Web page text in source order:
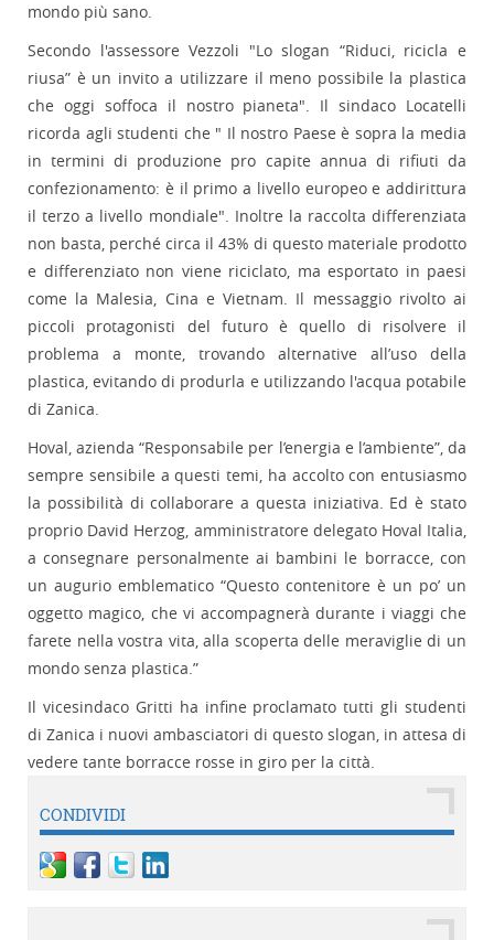
mondo più sano.
Secondo l'assessore Vezzoli "Lo slogan “Riduci, ricicla e
riusa” è un invito a utilizzare il meno possibile la plastica
che oggi soffoca il nostro pianeta". Il sindaco Locatelli
ricorda agli studenti che " Il nostro Paese è sopra la media
in termini di produzione pro capite annua di rifiuti da
confezionamento: è il primo a livello europeo e addirittura
il terzo a livello mondiale". Inoltre la raccolta differenziata
non basta, perché circa il 43% di questo materiale prodotto
e differenziato non viene riciclato, ma esportato in paesi
come la Malesia, Cina e Vietnam. Il messaggio rivolto ai
piccoli protagonisti del futuro è quello di risolvere il
problema a monte, trovando alternative all’uso della
plastica, evitando di produrla e utilizzando l'acqua potabile
di Zanica.
Hoval, azienda “Responsabile per l’energia e l’ambiente”, da
sempre sensibile a questi temi, ha accolto con entusiasmo
la possibilità di collaborare a questa iniziativa. Ed è stato
proprio David Herzog, amministratore delegato Hoval Italia,
a consegnare personalmente ai bambini le borracce, con
un augurio emblematico “Questo contenitore è un po’ un
oggetto magico, che vi accompagnerà durante i viaggi che
farete nella vostra vita, alla scoperta delle meraviglie di un
mondo senza plastica.”
Il vicesindaco Gritti ha infine proclamato tutti gli studenti
di Zanica i nuovi ambasciatori di questo slogan, in attesa di
vedere tante borracce rosse in giro per la città.
CONDIVIDI